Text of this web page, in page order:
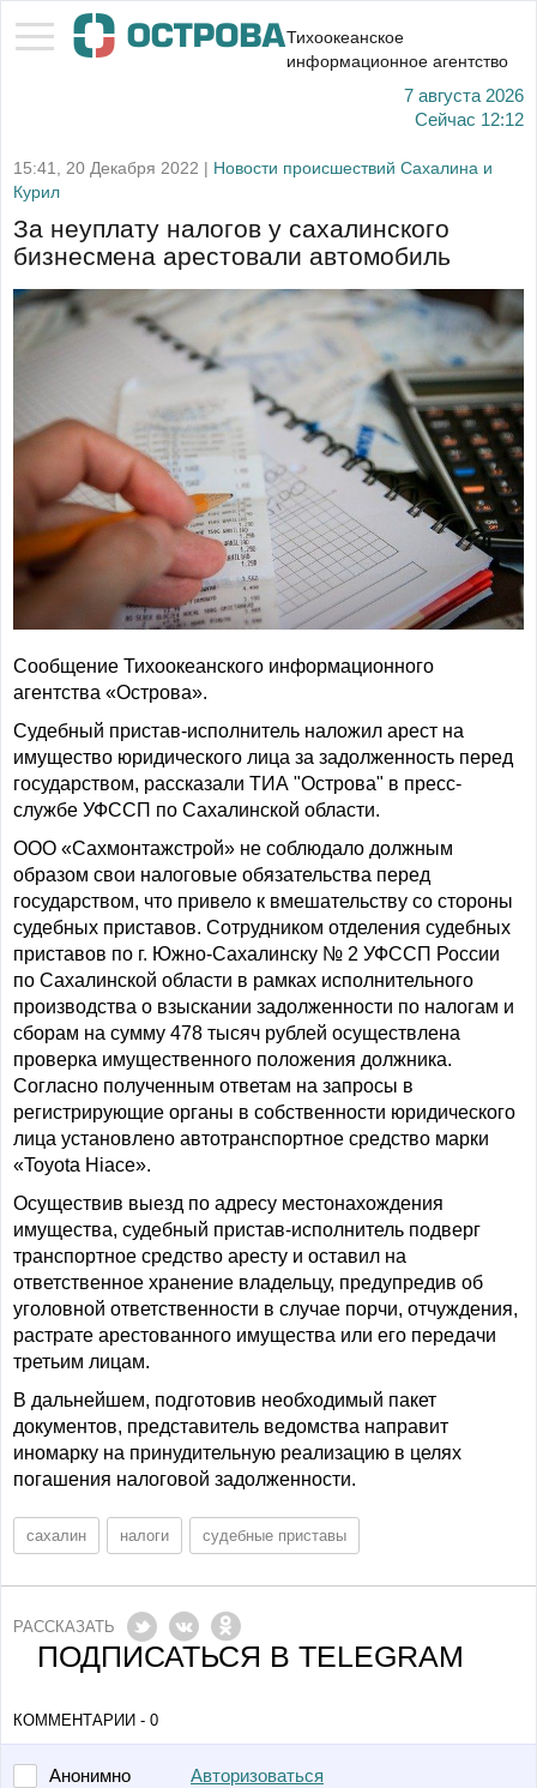
Тихоокеанское
информационное агентство
7 августа 2026
Сейчас 12:12
15:41, 20 Декабря 2022 | Новости происшествий Сахалина и
Курил
За неуплату налогов у сахалинского
бизнесмена арестовали автомобиль
Сообщение Тихоокеанского информационного
агентства «Острова».
Судебный пристав-исполнитель наложил арест на
имущество юридического лица за задолженность перед
государством, рассказали ТИА "Острова" в пресс-
службе УФССП по Сахалинской области.
ООО «Сахмонтажстрой» не соблюдало должным
образом свои налоговые обязательства перед
государством, что привело к вмешательству со стороны
судебных приставов. Сотрудником отделения судебных
приставов по г. Южно-Сахалинску № 2 УФССП России
по Сахалинской области в рамках исполнительного
производства о взыскании задолженности по налогам и
сборам на сумму 478 тысяч рублей осуществлена
проверка имущественного положения должника.
Согласно полученным ответам на запросы в
регистрирующие органы в собственности юридического
лица установлено автотранспортное средство марки
«Toyota Hiace».
Осуществив выезд по адресу местонахождения
имущества, судебный пристав-исполнитель подверг
транспортное средство аресту и оставил на
ответственное хранение владельцу, предупредив об
уголовной ответственности в случае порчи, отчуждения,
растрате арестованного имущества или его передачи
третьим лицам.
В дальнейшем, подготовив необходимый пакет
документов, представитель ведомства направит
иномарку на принудительную реализацию в целях
погашения налоговой задолженности.
сахалин налоги судебные приставы
РАССКАЗАТЬ
ПОДПИСАТЬСЯ В TELEGRAM
КОММЕНТАРИИ - 0
Анонимно Авторизоваться